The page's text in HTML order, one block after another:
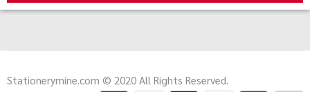
Stationerymine.com © 2020 All Rights Reserved.